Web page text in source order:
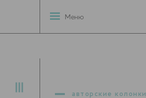
Меню
авторские колонки